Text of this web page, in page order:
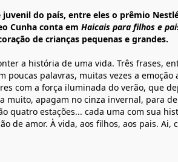
do país, entre eles o prêmio
Cunha conta em Haicais para filhos e
de crianças pequenas e grandes.
a história de uma vida. Três frases,
palavras, muitas vezes a emoção
com a força iluminada do verão, que
muito, apagam no cinza invernal, para
quatro estações... cada uma com sua
de amor. À vida, aos filhos, aos pais. Ai,